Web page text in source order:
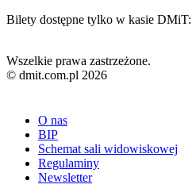
Bilety dostępne tylko w kasie DMiT:
Wszelkie prawa zastrzeżone.
© dmit.com.pl 2026
O nas
BIP
Schemat sali widowiskowej
Regulaminy
Newsletter